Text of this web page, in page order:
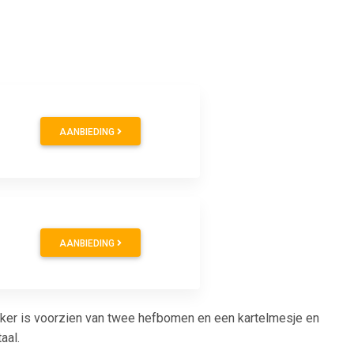
AANBIEDING
AANBIEDING
is voorzien van twee hefbomen en een kartelmesje en